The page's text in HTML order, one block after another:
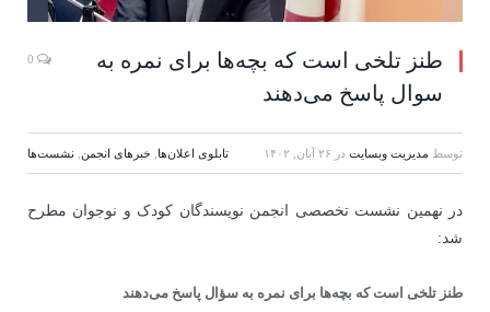
طنز تلخی است که بچه‌ها برای نمره به
سوال پاسخ می‌دهند
توسط مدیریت وبسایت در ۲۶ آبان, ۱۴۰۲ تابلوی اعلان‌ها, خبرهای انجمن, نشست‌ها
در نهمین نشست تخصصی انجمن نویسندگان کودک و نوجوان مطرح
شد:
طنز تلخی است که بچه‌ها برای نمره به سؤال پاسخ می‌دهند